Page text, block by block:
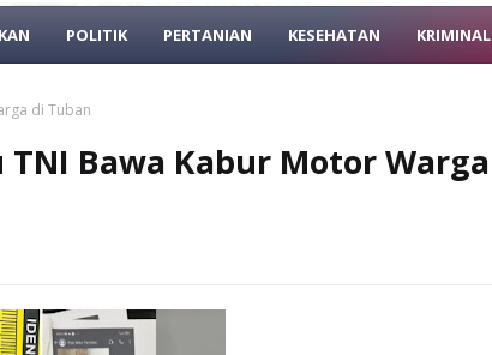
POLITIK PERTANIAN KESEHATAN KRIMINAL
di Tuban
Bawa Kabur Motor Warga